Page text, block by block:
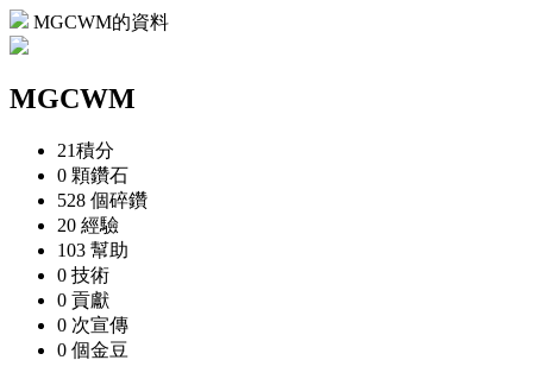
MGCWM的資料
MGCWM
21積分
0 顆鑽石
528 個碎鑽
20 經驗
103 幫助
0 技術
0 貢獻
0 次宣傳
0 個金豆